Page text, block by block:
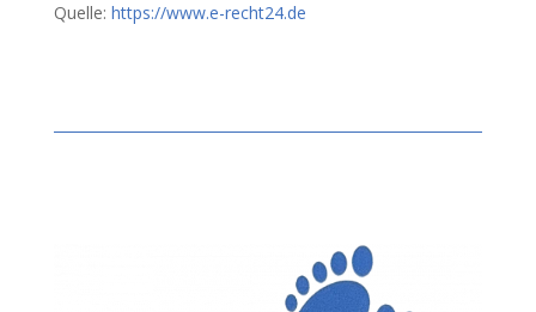
Quelle: https://www.e-recht24.de